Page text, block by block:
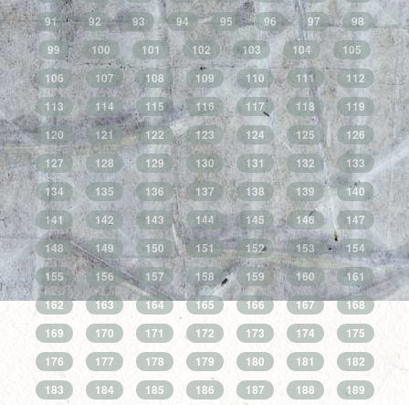
91
92 93 94 95 96 97
98
99
100 101 102 103 104
105
106
107 108 109 110 111
112
113
114 115 116 117 118
119
120
121 122 123 124 125
126
127
128 129 130 131 132
133
134
135 136 137 138 139
140
141
142 143 144 145 146
147
148
149 150 151 152 153
154
155
156 157 158 159 160
161
162
163 164 165 166 167
168
169
170 171 172 173 174
175
176
177 178 179 180 181
182
183
184 185 186 187 188
189